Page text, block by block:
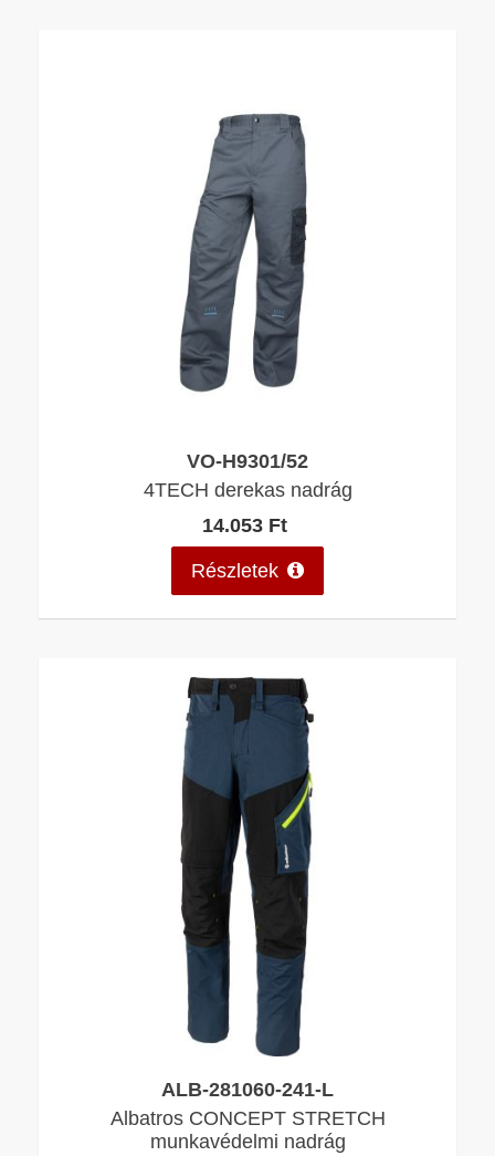
VO-H9301/52
4TECH derekas nadrág
14.053 Ft
Részletek
ALB-281060-241-L
Albatros CONCEPT STRETCH
munkavédelmi nadrág